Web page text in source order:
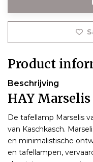
Product
Beschrijving
HAY
De tafellamp Marselis
van Kaschkasch.
en minimalistische
en tafellampen,